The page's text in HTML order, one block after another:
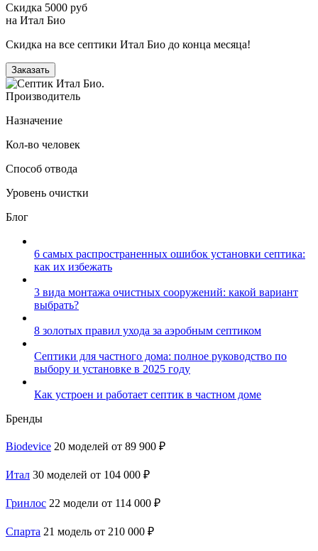
Скидка 5000 руб
на Итал Био
Скидка на все септики Итал Био до конца месяца!
Заказать
Производитель
Назначение
Кол-во человек
Способ отвода
Уровень очистки
Блог
6 самых распространенных ошибок установки септика:
как их избежать
3 вида монтажа очистных сооружений: какой вариант
выбрать?
8 золотых правил ухода за аэробным септиком
Септики для частного дома: полное руководство по
выбору и установке в 2025 году
Как устроен и работает септик в частном доме
Бренды
Biodevice 20 моделей от 89 900 ₽
Итал 30 моделей от 104 000 ₽
Гринлос 22 модели от 114 000 ₽
Спарта 21 модель от 210 000 ₽